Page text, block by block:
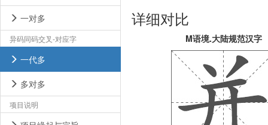
一对多
异码同码交叉-对应字
一代多
多对多
项目说明
详细对比
M语境.大陆规范汉字